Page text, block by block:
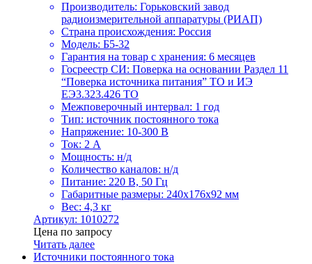
Производитель: Горьковский завод
радиоизмерительной аппаратуры (РИАП)
Страна происхождения: Россия
Модель: Б5-32
Гарантия на товар с хранения: 6 месяцев
Госреестр СИ: Поверка на основании Раздел 11
“Поверка источника питания” ТО и ИЭ
ЕЭ3.323.426 ТО
Межповерочный интервал: 1 год
Тип: источник постоянного тока
Напряжение: 10-300 В
Ток: 2 А
Мощность: н/д
Количество каналов: н/д
Питание: 220 В, 50 Гц
Габаритные размеры: 240х176х92 мм
Вес: 4,3 кг
Артикул: 1010272
Цена по запросу
Читать далее
Источники постоянного тока